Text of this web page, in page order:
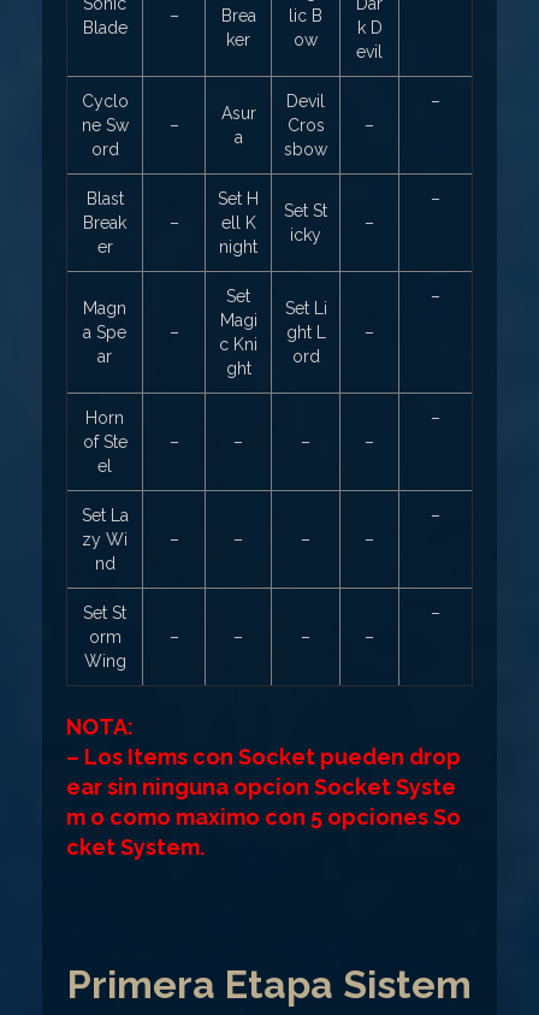
Blade
–
Brea
ker
lic B
ow
k D
evil
Cyclo
ne Sw
ord
–
Asur
a
Devil
Cros
sbow
–
–
Blast
Break
er
–
Set H
ell K
night
Set St
icky
–
–
Magn
a Spe
ar
–
Set
Magi
c Kni
ght
Set Li
ght L
ord
–
–
Horn
of Ste
el
– – – –
–
Set La
zy Wi
nd
– – – –
–
Set St
orm
Wing
– – – –
–
NOTA:
– Los Items con Socket pueden drop
ear sin ninguna opcion Socket Syste
m o como maximo con 5 opciones So
cket System.
Primera Etapa Sistem